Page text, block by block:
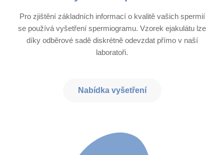
Pro zjištění základních informací o kvalitě vašich spermií
se používá vyšetření spermiogramu. Vzorek ejakulátu lze
díky odběrové sadě diskrétně odevzdat přímo v naší
laboratoři.
Nabídka vyšetření